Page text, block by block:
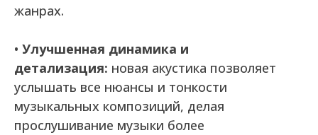
жанрах.
• Улучшенная динамика и
детализация: новая акустика позволяет
услышать все нюансы и тонкости
музыкальных композиций, делая
прослушивание музыки более